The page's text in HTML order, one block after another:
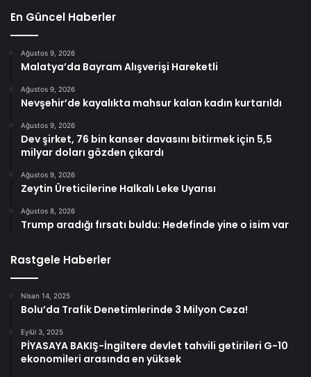
En Güncel Haberler
Ağustos 9, 2026
Malatya’da Bayram Alışverişi Hareketli
Ağustos 9, 2026
Nevşehir’de kayalıkta mahsur kalan kadın kurtarıldı
Ağustos 9, 2026
Dev şirket, 76 bin kanser davasını bitirmek için 5,5
milyar doları gözden çıkardı
Ağustos 9, 2026
Zeytin Üreticilerine Halkalı Leke Uyarısı
Ağustos 8, 2026
Trump aradığı fırsatı buldu: Hedefinde yine o isim var
Rastgele Haberler
Nisan 14, 2025
Bolu’da Trafik Denetimlerinde 3 Milyon Ceza!
Eylül 3, 2025
PİYASAYA BAKIŞ-İngiltere devlet tahvili getirileri G-10
ekonomileri arasında en yüksek